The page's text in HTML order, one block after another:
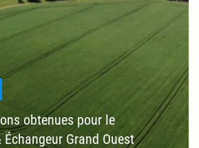
obtenues pour le
Grand Ouest